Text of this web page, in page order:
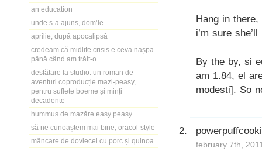
an education
unde s-a ajuns, dom’le
aprilie, după apocalipsă
credeam că midlife crisis e ceva nașpa.
până când am trăit-o.
desfătare la studio: un roman de
aventuri coproducție mazi-peasy,
pentru suflete boeme și minți
decadente
hummus de mazăre easy peasy
să ne cunoaștem mai bine, oracol-style
mâncare de dovlecei cu porc și quinoa
Hang in
i’m sure
By the by, si
am 1.84, el
modesti]. So
february 7th,